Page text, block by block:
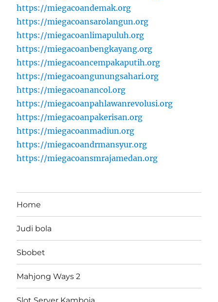
https://miegacoandemak.org
https://miegacoansarolangun.org
https://miegacoanlimapuluh.org
https://miegacoanbengkayang.org
https://miegacoancempakaputih.org
https://miegacoangunungsahari.org
https://miegacoanancol.org
https://miegacoanpahlawanrevolusi.org
https://miegacoanpakerisan.org
https://miegacoanmadiun.org
https://miegacoandrmansyur.org
https://miegacoansmrajamedan.org
Home
Judi bola
Sbobet
Mahjong Ways 2